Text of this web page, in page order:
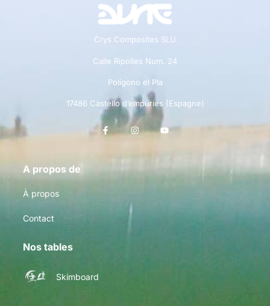
Crys Composites SLU
Calle Ripolles Num. 24
Polígono el Pla
17486 Castello d’empuries (Espagne)
A propos de
À propos
Contact
Nos tables
Skimboard